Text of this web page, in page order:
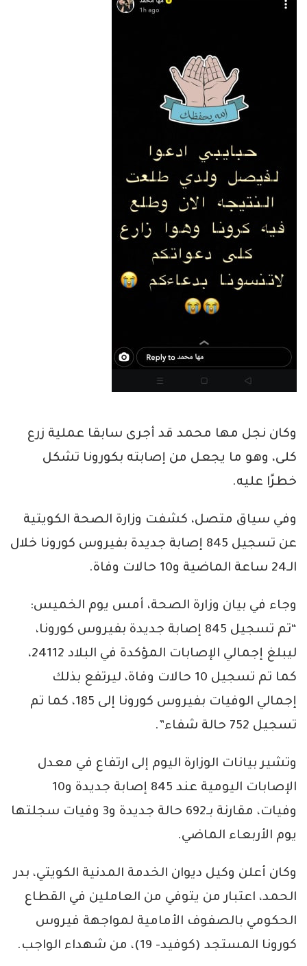
وكان نجل مها محمد قد أجرى سابقا عملية زرع
كلى، وهو ما يجعل من إصابته بكورونا تشكل
خطرًا عليه.
وفي سياق متصل، كشفت وزارة الصحة الكويتية
عن تسجيل 845 إصابة جديدة بفيروس كورونا خلال
الـ24 ساعة الماضية و10 حالات وفاة.
وجاء في بيان وزارة الصحة، أمس يوم الخميس:
“تم تسجيل 845 إصابة جديدة بفيروس كورونا،
ليبلغ إجمالي الإصابات المؤكدة في البلاد 24112،
كما تم تسجيل 10 حالات وفاة، ليرتفع بذلك
إجمالي الوفيات بفيروس كورونا إلى 185، كما تم
تسجيل 752 حالة شفاء”.
وتشير بيانات الوزارة اليوم إلى ارتفاع في معدل
الإصابات اليومية عند 845 إصابة جديدة و10
وفيات، مقارنة بـ692 حالة جديدة و3 وفيات سجلتها
يوم الأربعاء الماضي.
وكان أعلن وكيل ديوان الخدمة المدنية الكويتي، بدر
الحمد، اعتبار من يتوفي من العاملين في القطاع
الحكومي بالصفوف الأمامية لمواجهة فيروس
كورونا المستجد (كوفيد- 19)، من شهداء الواجب.